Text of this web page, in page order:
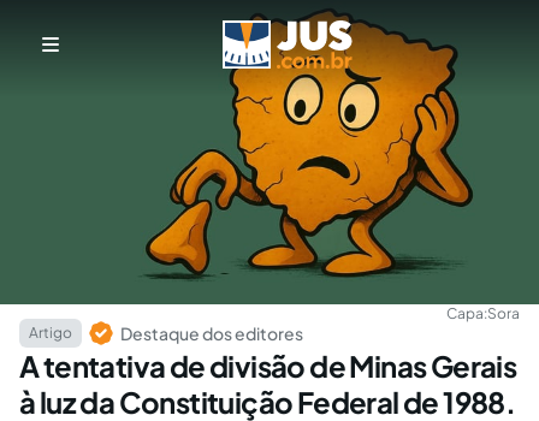
Capa:Sora
Artigo
Destaque dos editores
A tentativa de divisão de Minas Gerais
à luz da Constituição Federal de 1988.